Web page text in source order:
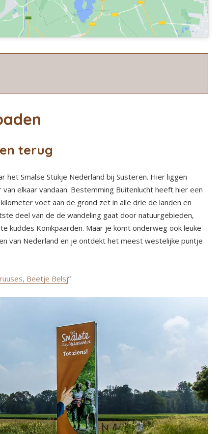
terug
het Smalse Stukje Nederland bij Susteren. Hier liggen
elkaar vandaan. Bestemming Buitenlucht heeft hier een
voet aan de grond zet in alle drie de landen en
deel van de de wandeling gaat door natuurgebieden,
kuddes Konikpaarden. Maar je komt onderweg ook leuke
van Nederland en je ontdekt het meest westelijke puntje
Beetje Belsj”